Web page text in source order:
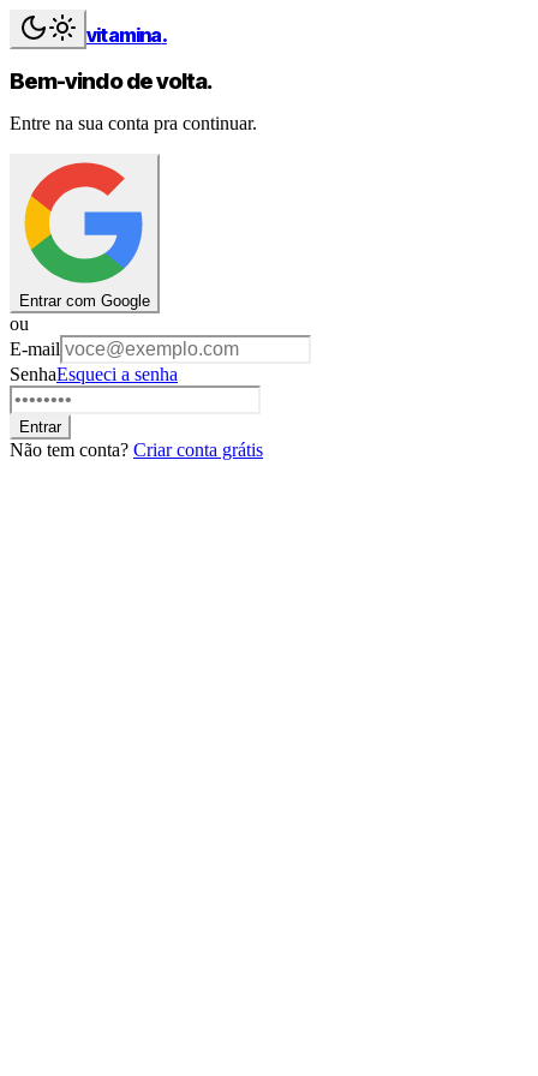
vitamina.
Bem-vindo de volta.
Entre na sua conta pra continuar.
Entrar com Google
ou
E-mail
SenhaEsqueci a senha
Entrar
Não tem conta? Criar conta grátis